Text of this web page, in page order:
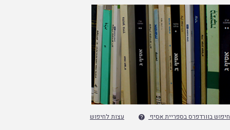
חיפוש בוורדפרס בספריית אסיף  עצות לחיפוש